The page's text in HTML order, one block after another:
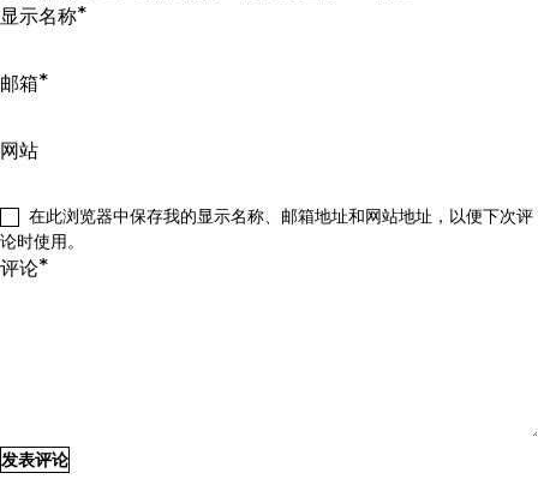
评论*
显示名称*
邮箱*
网站
在此浏览器中保存我的显示名称、邮箱地址和网站地址，以便下次评
论时使用。